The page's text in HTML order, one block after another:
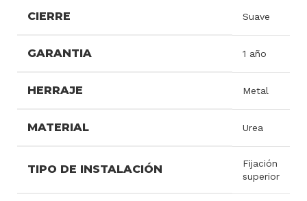
CIERRE Suave
GARANTIA 1 año
HERRAJE Metal
MATERIAL Urea
TIPO DE INSTALACIÓN
Fijación
superior